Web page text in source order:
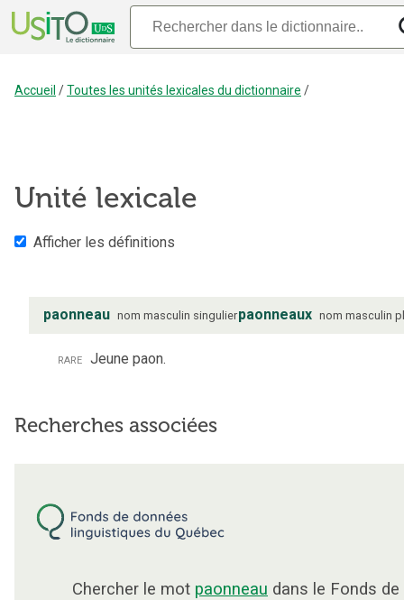
Accueil /Toutes les unités lexicales du dictionnaire /
Unité lexicale
Afficher les définitions
paonneau nom masculin singulierpaonneaux nom masculin
rare Jeune paon.
Recherches associées
Chercher le mot paonneau dans le Fonds de